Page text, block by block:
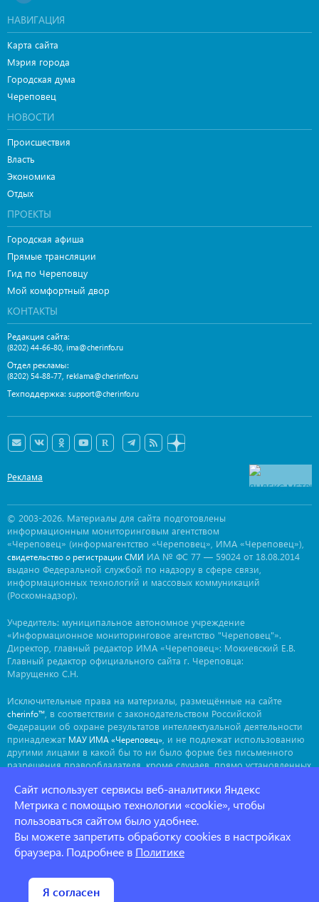
НАВИГАЦИЯ
Карта сайта
Мэрия города
Городская дума
Череповец
НОВОСТИ
Происшествия
Власть
Экономика
Отдых
ПРОЕКТЫ
Городская афиша
Прямые трансляции
Гид по Череповцу
Мой комфортный двор
КОНТАКТЫ
Редакция сайта:
(8202) 44-66-80 ima@cherinfo.ru
Отдел рекламы:
(8202) 54-88-77 reklama@cherinfo.ru
Техподдержка: support@cherinfo.ru
Реклама
© 2003-2026. Материалы для сайта подготовлены
информационным мониторинговым агентством
«Череповец» (информагентство «Череповец», ИМА «Череповец»),
свидетельство о регистрации СМИ ИА № ФС 77 — 59024 от 18.08.2014
выдано Федеральной службой по надзору в сфере связи,
информационных технологий и массовых коммуникаций
(Роскомнадзор).
Учредитель: муниципальное автономное учреждение
«Информационное мониторинговое агентство "Череповец"».
Директор, главный редактор ИМА «Череповец»: Мокиевский Е.В.
Главный редактор официального сайта г. Череповца:
Марущенко С.Н.
Исключительные права на материалы, размещённые на сайте
cherinfo™ , в соответствии с законодательством Российской
Федерации об охране результатов интеллектуальной деятельности
принадлежат МАУ ИМА «Череповец» , и не подлежат использованию
другими лицами в какой бы то ни было форме без письменного
разрешения правообладателя, кроме случаев, прямо установленных
ima@cherinfo.ru. Мнение авторов может не совпадать с мнением
редакции.
При использовании материалов сайтаcherinfo™
является прямая, открытая для индексации гиперссылка на
страницу, с которой материал заимствован. Гиперссылка должна
размещаться непосредственно в тексте, воспроизводящем
оригинальный материал
Политика конфеденциальности
Сайт использует сервисы веб-аналитики Яндекс
Метрика с помощью технологии «cookie», чтобы
пользоваться сайтом было удобнее.
Вы можете запретить обработку cookies в настройках
браузера. Подробнее в Политике